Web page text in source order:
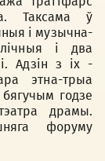
Таксама ў
і музычна-
і два
Адзін з іх -
этна-трыа
годзе
драмы.
форуму